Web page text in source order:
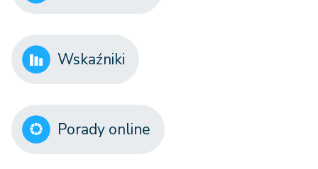
Wskaźniki
Porady online